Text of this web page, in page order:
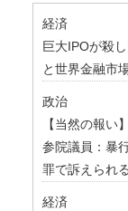
経済
巨大IPOが殺
と世界金融市
政治
【当然の報い
参院議員：暴
罪で訴えられる
経済